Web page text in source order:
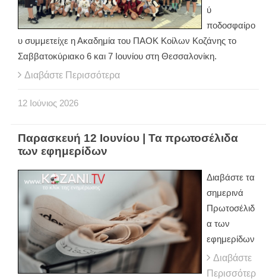
ύ
ποδοσφαίρο
υ συμμετείχε η Ακαδημία του ΠΑΟΚ Κοίλων Κοζάνης το
Σαββατοκύριακο 6 και 7 Ιουνίου στη Θεσσαλονίκη.
Διαβάστε Περισσότερα
12 Ιούνιος 2026
Παρασκευή 12 Ιουνίου | Τα πρωτοσέλιδα
των εφημερίδων
Διαβάστε τα
σημερινά
Πρωτοσέλιδ
α των
εφημερίδων
Διαβάστε
Περισσότερ